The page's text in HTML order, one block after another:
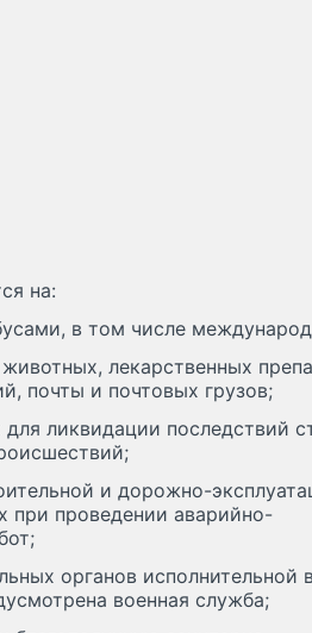
на:
в том числе
лекарственных
почты и почтовых грузов;
ликвидации последствий
и дорожно-
при проведении аварийно-
органов исполнительной
военная служба;